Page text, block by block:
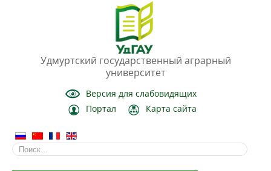
Удмуртский государственный аграрный
университет
Версия для слабовидящих
Портал
Карта сайта